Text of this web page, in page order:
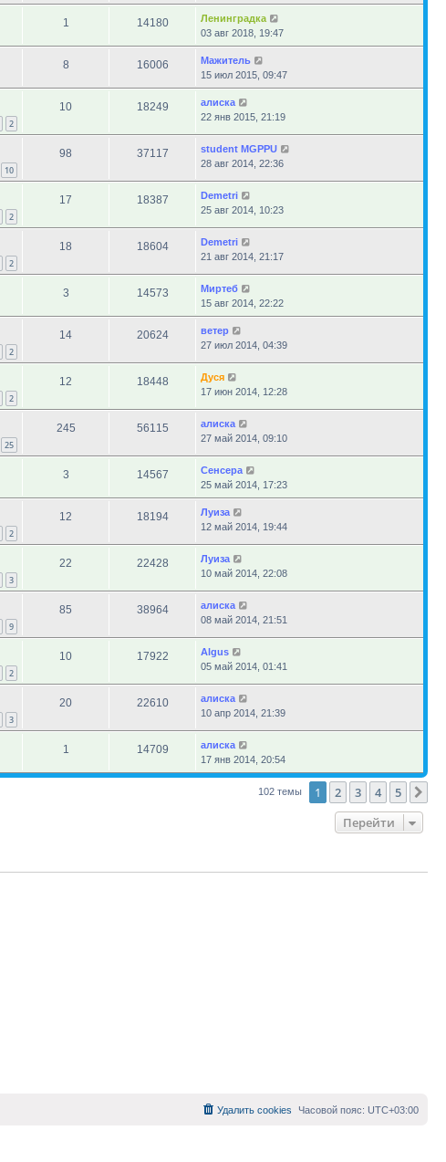
1 14180
Ленинградка
03 авг 2018, 19:47
8 16006
Мажитель
15 июл 2015, 09:47
2
10 18249
алиска
22 янв 2015, 21:19
10
98 37117
student MGPPU
28 авг 2014, 22:36
2
17 18387
Demetri
25 авг 2014, 10:23
2
18 18604
Demetri
21 авг 2014, 21:17
3 14573
Миртеб
15 авг 2014, 22:22
2
14 20624
ветер
27 июл 2014, 04:39
2
12 18448
Дуся
17 июн 2014, 12:28
25
245 56115
алиска
27 май 2014, 09:10
3 14567
Сенсера
25 май 2014, 17:23
2
12 18194
Луиза
12 май 2014, 19:44
3
22 22428
Луиза
10 май 2014, 22:08
9
85 38964
алиска
08 май 2014, 21:51
2
10 17922
Algus
05 май 2014, 01:41
3
20 22610
алиска
10 апр 2014, 21:39
1 14709
алиска
17 янв 2014, 20:54
102 темы 1 2 3 4 5
Перейти
Часовой пояс: UTC+03:00
Удалить cookies